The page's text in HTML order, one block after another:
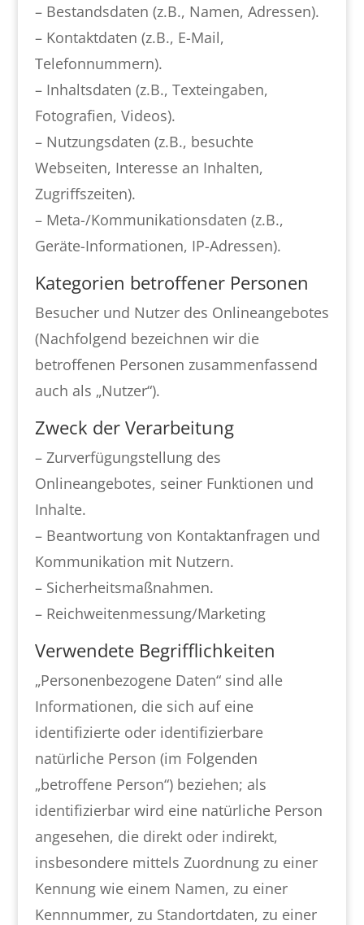
– Bestandsdaten (z.B., Namen, Adressen).
– Kontaktdaten (z.B., E-Mail,
Telefonnummern).
– Inhaltsdaten (z.B., Texteingaben,
Fotografien, Videos).
– Nutzungsdaten (z.B., besuchte
Webseiten, Interesse an Inhalten,
Zugriffszeiten).
– Meta-/Kommunikationsdaten (z.B.,
Geräte-Informationen, IP-Adressen).
Kategorien betroffener Personen
Besucher und Nutzer des Onlineangebotes
(Nachfolgend bezeichnen wir die
betroffenen Personen zusammenfassend
auch als „Nutzer“).
Zweck der Verarbeitung
– Zurverfügungstellung des
Onlineangebotes, seiner Funktionen und
Inhalte.
– Beantwortung von Kontaktanfragen und
Kommunikation mit Nutzern.
– Sicherheitsmaßnahmen.
– Reichweitenmessung/Marketing
Verwendete Begrifflichkeiten
„Personenbezogene Daten“ sind alle
Informationen, die sich auf eine
identifizierte oder identifizierbare
natürliche Person (im Folgenden
„betroffene Person“) beziehen; als
identifizierbar wird eine natürliche Person
angesehen, die direkt oder indirekt,
insbesondere mittels Zuordnung zu einer
Kennung wie einem Namen, zu einer
Kennnummer, zu Standortdaten, zu einer